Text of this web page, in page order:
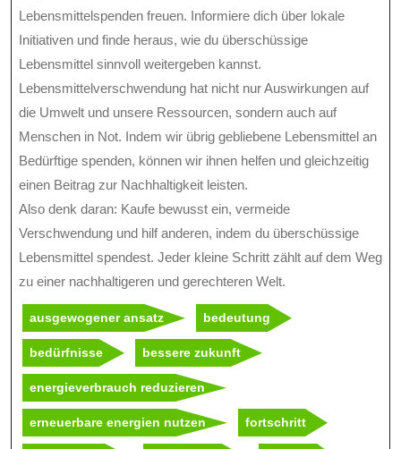
Lebensmittelspenden freuen. Informiere dich über lokale
Initiativen und finde heraus, wie du überschüssige
Lebensmittel sinnvoll weitergeben kannst.
Lebensmittelverschwendung hat nicht nur Auswirkungen auf
die Umwelt und unsere Ressourcen, sondern auch auf
Menschen in Not. Indem wir übrig gebliebene Lebensmittel an
Bedürftige spenden, können wir ihnen helfen und gleichzeitig
einen Beitrag zur Nachhaltigkeit leisten.
Also denk daran: Kaufe bewusst ein, vermeide
Verschwendung und hilf anderen, indem du überschüssige
Lebensmittel spendest. Jeder kleine Schritt zählt auf dem Weg
zu einer nachhaltigeren und gerechteren Welt.
ausgewogener ansatz bedeutung
bedürfnisse bessere zukunft
energieverbrauch reduzieren
erneuerbare energien nutzen fortschritt